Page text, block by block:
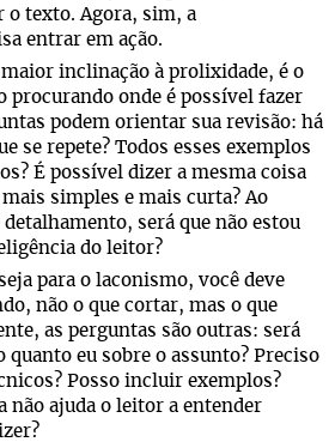
o texto. Agora, sim, a
entrar em ação.
maior inclinação à prolixidade, é o
procurando onde é possível fazer
podem orientar sua revisão: há
se repete? Todos esses exemplos
É possível dizer a mesma coisa
simples e mais curta? Ao
será que não estou
do leitor?
para o laconismo, você deve
não o que cortar, mas o que
as perguntas são outras: será
quanto eu sobre o assunto? Preciso
Posso incluir exemplos?
não ajuda o leitor a entender